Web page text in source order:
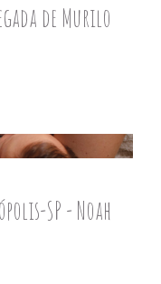
de Murilo
SP - Noah